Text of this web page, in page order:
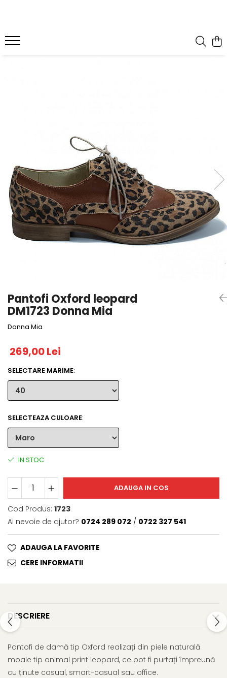
Pantofi Oxford leopard
DM1723 Donna Mia
Donna Mia
269,00 Lei
SELECTARE MARIME:
SELECTEAZA CULOARE:
IN STOC
ADAUGA IN COS
Cod Produs: 1723
Ai nevoie de ajutor? 0724 289 072 / 0722 327 541
ADAUGA LA FAVORITE
CERE INFORMATII
DESCRIERE
Pantofi de damă tip Oxford realizați din piele naturală
moale tip animal print leopard, ce pot fi purtați împreună
cu ținute casual, smart-casual sau office.